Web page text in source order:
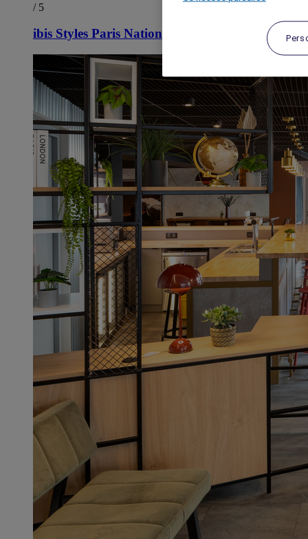
/ 5
ibis Styles Paris Nation Porte de Montreuil